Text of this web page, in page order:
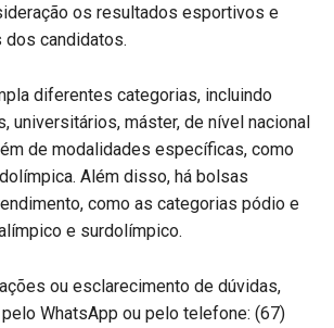
os resultados esportivos e
candidatos.
diferentes categorias, incluindo
universitários, máster, de nível nacional
de modalidades específicas, como
Além disso, há bolsas
como as categorias pódio e
e surdolímpico.
ou esclarecimento de dúvidas,
WhatsApp ou pelo telefone: (67)